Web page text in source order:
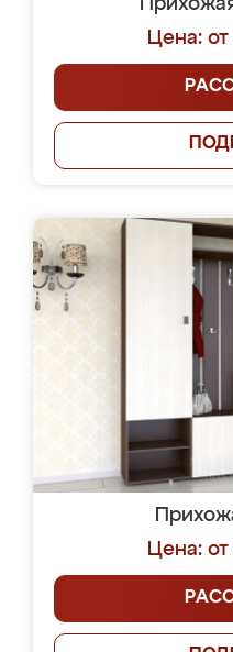
Цена:
Цена: